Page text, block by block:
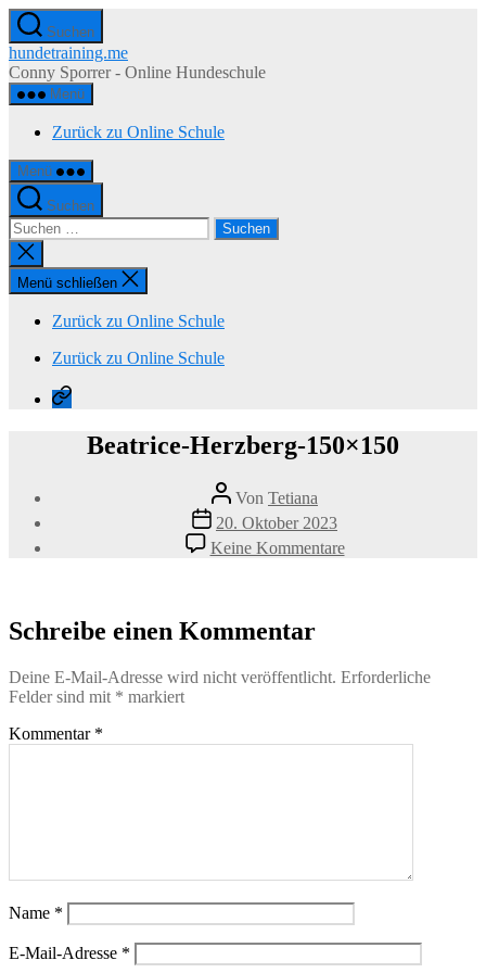
Zum
Inhalt
springen
Suchen
hundetraining.me
Conny Sporrer - Online Hundeschule
Menü
Zurück zu Online Schule
Menü
Suchen
Suchen
nach:
Suche
schließen
Menü schließen
Zurück zu Online Schule
Zurück zu Online Schule
Zurück
zu
Online
SchuleBeatrice-Herzberg-150×150
Beitragsautor
Von Tetiana
Veröffentlichungsdatum
20. Oktober 2023
Keine Kommentarezu
Beatrice-
Schreibe einen Kommentar
Deine E-Mail-Adresse wird nicht veröffentlicht. Erforderliche
Felder sind mit * markiert
Kommentar *
Name *
E-Mail-Adresse *